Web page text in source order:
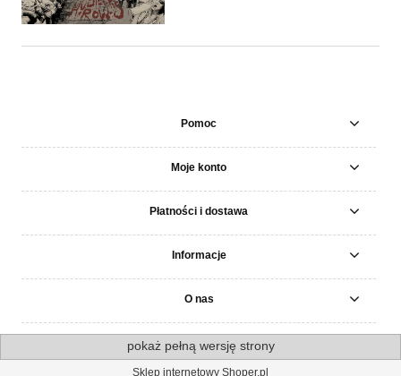
Pomoc
Moje konto
Płatności i dostawa
Informacje
O nas
pokaż pełną wersję strony
Sklep internetowy Shoper.pl